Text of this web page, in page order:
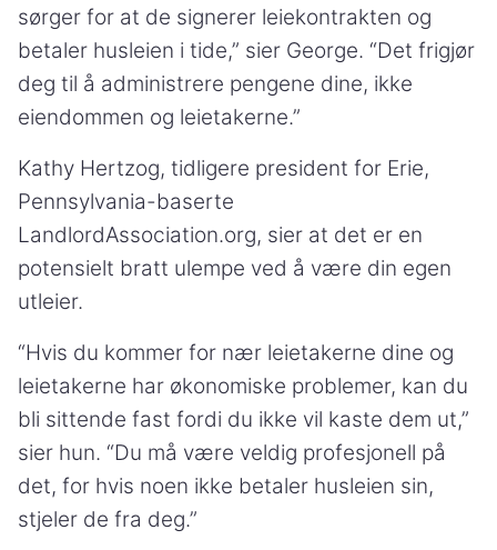
sørger for at de signerer leiekontrakten og
betaler husleien i tide,” sier George. “Det frigjør
deg til å administrere pengene dine, ikke
eiendommen og leietakerne.”
Kathy Hertzog, tidligere president for Erie,
Pennsylvania-baserte
LandlordAssociation.org, sier at det er en
potensielt bratt ulempe ved å være din egen
utleier.
“Hvis du kommer for nær leietakerne dine og
leietakerne har økonomiske problemer, kan du
bli sittende fast fordi du ikke vil kaste dem ut,”
sier hun. “Du må være veldig profesjonell på
det, for hvis noen ikke betaler husleien sin,
stjeler de fra deg.”